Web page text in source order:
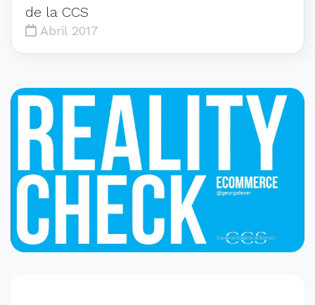
de la CCS
Abril 2017